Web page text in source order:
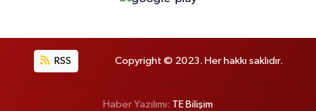
RSS Copyright © 2023. Her hakkı saklıdır.
Haber Yazılımı: TE Bilişim